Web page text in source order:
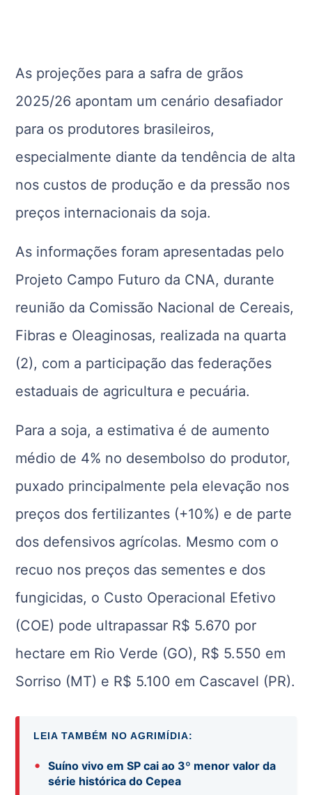
As projeções para a safra de grãos
2025/26 apontam um cenário desafiador
para os produtores brasileiros,
especialmente diante da tendência de alta
nos custos de produção e da pressão nos
preços internacionais da soja.
As informações foram apresentadas pelo
Projeto Campo Futuro da CNA, durante
reunião da Comissão Nacional de Cereais,
Fibras e Oleaginosas, realizada na quarta
(2), com a participação das federações
estaduais de agricultura e pecuária.
Para a soja, a estimativa é de aumento
médio de 4% no desembolso do produtor,
puxado principalmente pela elevação nos
preços dos fertilizantes (+10%) e de parte
dos defensivos agrícolas. Mesmo com o
recuo nos preços das sementes e dos
fungicidas, o Custo Operacional Efetivo
(COE) pode ultrapassar R$ 5.670 por
hectare em Rio Verde (GO), R$ 5.550 em
Sorriso (MT) e R$ 5.100 em Cascavel (PR).
LEIA TAMBÉM NO AGRIMÍDIA:
•
Suíno vivo em SP cai ao 3º menor valor da
série histórica do Cepea